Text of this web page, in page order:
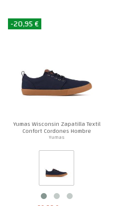
-20,95 €
Yumas Wisconsin Zapatilla Textil
Confort Cordones Hombre
Yumas